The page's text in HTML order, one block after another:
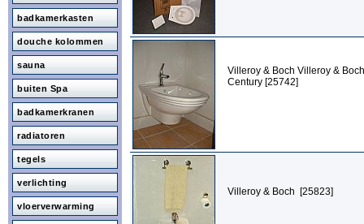
badkamerkasten
douche kolommen
sauna
buiten Spa
badkamerkranen
radiatoren
tegels
verlichting
vloerverwarming
Villeroy & Boch Villeroy & Boch
Century [25742]
Villeroy & Boch [25823]